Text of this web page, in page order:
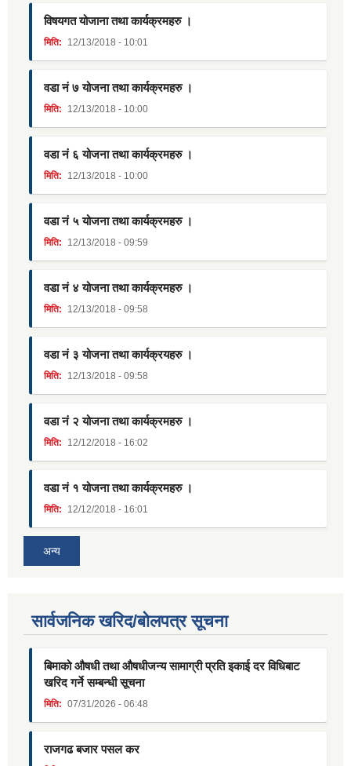
विषयगत योजाना तथा कार्यक्रमहरु ।
मिति: 12/13/2018 - 10:01
वडा नं ७ योजना तथा कार्यक्रमहरु ।
मिति: 12/13/2018 - 10:00
वडा नं ६ योजना तथा कार्यक्रमहरु ।
मिति: 12/13/2018 - 10:00
वडा नं ५ योजना तथा कार्यक्रमहरु ।
मिति: 12/13/2018 - 09:59
वडा नं ४ योजना तथा कार्यक्रमहरु ।
मिति: 12/13/2018 - 09:58
वडा नं ३ योजना तथा कार्यक्रयहरु ।
मिति: 12/13/2018 - 09:58
वडा नं २ योजना तथा कार्यक्रमहरु ।
मिति: 12/12/2018 - 16:02
वडा नं १ योजना तथा कार्यक्रमहरु ।
मिति: 12/12/2018 - 16:01
अन्य
सार्वजनिक खरिद/बोलपत्र सूचना
बिमाको औषधी तथा औषधीजन्य सामाग्री प्रति इकाई दर विधिबाट
खरिद गर्ने सम्बन्धी सूचना
मिति: 07/31/2026 - 06:48
राजगढ बजार पसल कर